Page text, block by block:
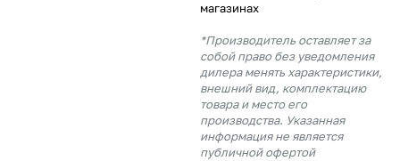
магазинах
*Производитель оставляет за
собой право без уведомления
дилера менять характеристики,
внешний вид, комплектацию
товара и место его
производства. Указанная
информация не является
публичной офертой
выбранный способом
% будут
с вашей карты
каждые 2 недели